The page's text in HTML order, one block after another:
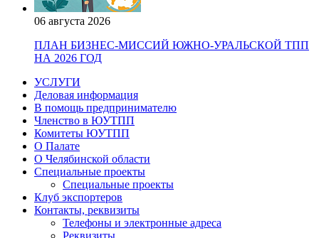
06 августа 2026
ПЛАН БИЗНЕС-МИССИЙ ЮЖНО-УРАЛЬСКОЙ ТПП
НА 2026 ГОД
УСЛУГИ
Деловая информация
В помощь предпринимателю
Членство в ЮУТПП
Комитеты ЮУТПП
О Палате
О Челябинской области
Специальные проекты
Специальные проекты
Клуб экспортеров
Контакты, реквизиты
Телефоны и электронные адреса
Реквизиты